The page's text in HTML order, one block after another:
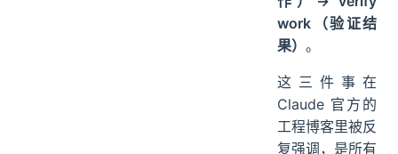
work（验证结
果） 。
这三件事在
Claude 官方的
工程博客里被反
复强调，是所有